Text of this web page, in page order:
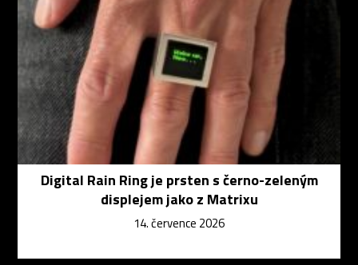
Digital Rain Ring je prsten s černo-zeleným
displejem jako z Matrixu
14. července 2026